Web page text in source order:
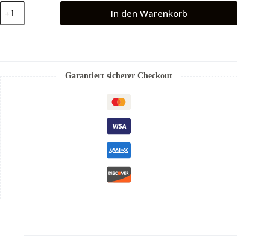
Lohn,
Preis
und
In den Warenkorb
Garantiert sicherer Checkout